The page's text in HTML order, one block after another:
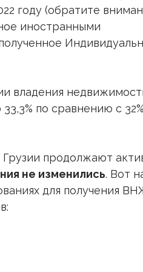
году (обратите
иностранными
владения
по сравнению с 32%
продолжают
не изменились. Вот
для получения